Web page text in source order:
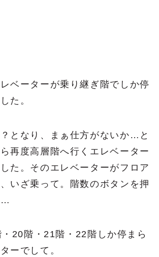
ベーターが乗り継ぎ階でしか停
た。
となり、まぁ仕方がないか…と
再度高層階へ行くエレベーター
た。そのエレベーターがフロア
いざ乗って。階数のボタンを押
…
20階・21階・22階しか停まら
ーでして。